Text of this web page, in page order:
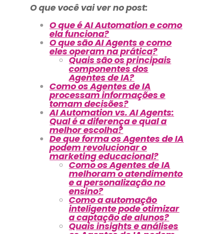
O que você vai ver no post:
O que é AI Automation e como
ela funciona?
O que são AI Agents e como
eles operam na prática?
Quais são os principais
componentes dos
Agentes de IA?
Como os Agentes de IA
processam informações e
tomam decisões?
AI Automation vs. AI Agents:
Qual é a diferença e qual a
melhor escolha?
De que forma os Agentes de IA
podem revolucionar o
marketing educacional?
Como os Agentes de IA
melhoram o atendimento
e a personalização no
ensino?
Como a automação
inteligente pode otimizar
a captação de alunos?
Quais insights e análises